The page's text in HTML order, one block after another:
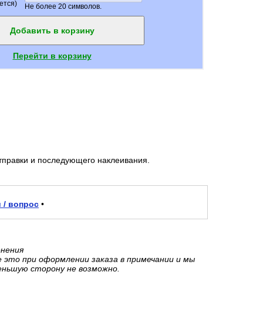
Не более 20 символов.
Добавить в корзину
Перейти в корзину
и последующего наклеивания.
/ вопрос •
при оформлении заказа в примечании и мы
сторону не возможно.